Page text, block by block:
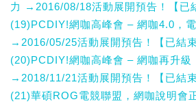
力 →2016/08/18活動展開預告！【已
(19)PCDIY!網咖高峰會 – 網咖4.0，
→2016/05/25活動展開預告！【已結束
(20)PCDIY!網咖高峰會 – 網咖再升級
→2018/11/21活動展開預告！【已結束
(21)華碩ROG電競聯盟，網咖說明會